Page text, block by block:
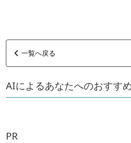
一覧へ戻る
AIによるあなたへのおすす
PR